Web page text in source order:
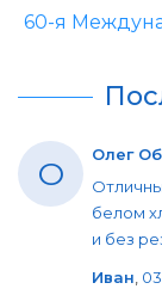
60-я
О Олег
белом
и без
Иван,